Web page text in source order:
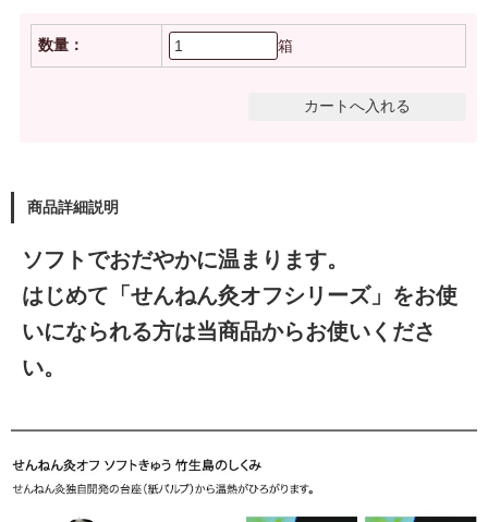
数量： 箱
商品詳細説明
ソフトでおだやかに温まります。
はじめて「せんねん灸オフシリーズ」をお使
いになられる方は当商品からお使いくださ
い。